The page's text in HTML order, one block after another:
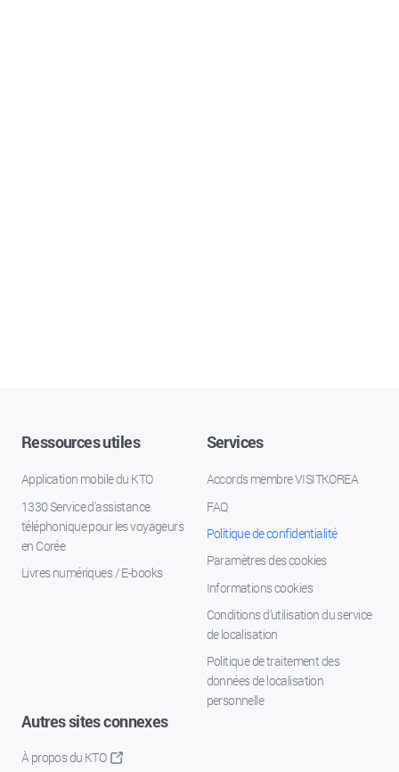
Ressources utiles
Application mobile du KTO
1330 Service d'assistance
téléphonique pour les voyageurs
en Corée
Livres numériques / E-books
Services
Accords membre VISITKOREA
FAQ
Politique de confidentialité
Paramètres des cookies
Informations cookies
Conditions d’utilisation du service
de localisation
Politique de traitement des
données de localisation
personnelle
Autres sites connexes
À propos du KTO